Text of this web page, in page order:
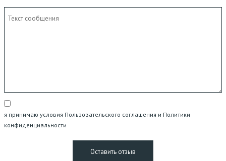
я принимаю условия Пользовательского соглашения и Политики
конфиденциальности